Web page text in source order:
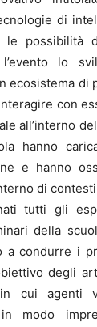
di
possibilità
lo
ecosistema di
con
all’interno
hanno
e hanno
di
tutti gli
della
a condurre i
degli
cui agenti
modo